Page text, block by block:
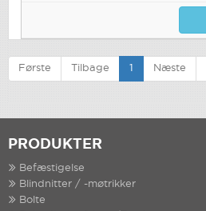
Første Tilbage 1 Næste
PRODUKTER
Befæstigelse
Blindnitter / -møtrikker
Bolte